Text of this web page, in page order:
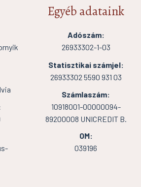
Egyéb adataink
Adószám:
26933302-1-03
Statisztikai számjel:
26933302 5590 931 03
Számlaszám:
10918001-00000094-
89200008 UNICREDIT B.
OM:
039196